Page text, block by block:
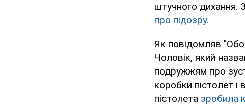
штучного дихання.
про підозру.
Як повідомляв
Чоловік, який
подружжям про
коробки пістолет і
пістолета зробила